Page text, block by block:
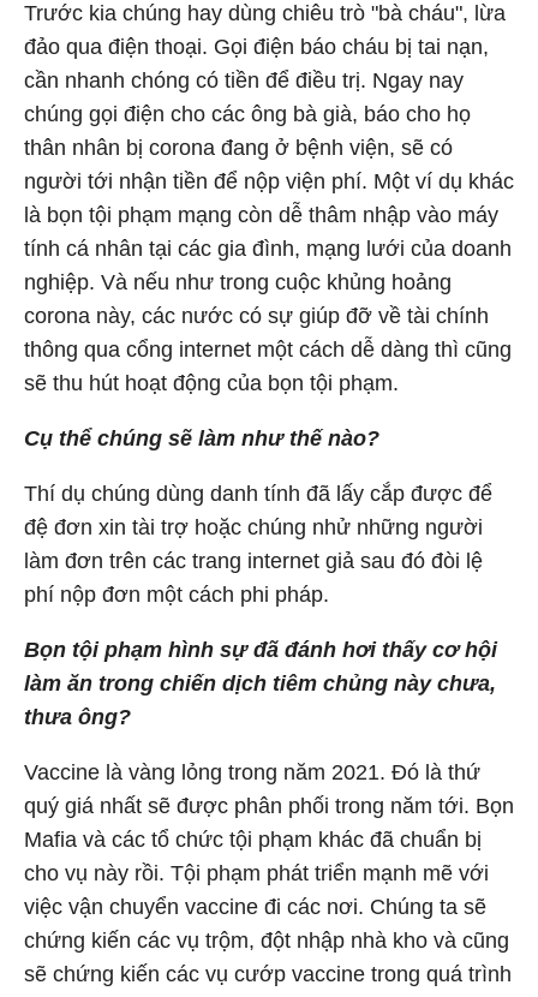
Trước kia chúng hay dùng chiêu trò "bà cháu", lừa
đảo qua điện thoại. Gọi điện báo cháu bị tai nạn,
cần nhanh chóng có tiền để điều trị. Ngay nay
chúng gọi điện cho các ông bà già, báo cho họ
thân nhân bị corona đang ở bệnh viện, sẽ có
người tới nhận tiền để nộp viện phí. Một ví dụ khác
là bọn tội phạm mạng còn dễ thâm nhập vào máy
tính cá nhân tại các gia đình, mạng lưới của doanh
nghiệp. Và nếu như trong cuộc khủng hoảng
corona này, các nước có sự giúp đỡ về tài chính
thông qua cổng internet một cách dễ dàng thì cũng
sẽ thu hút hoạt động của bọn tội phạm.
Cụ thể chúng sẽ làm như thế nào?
Thí dụ chúng dùng danh tính đã lấy cắp được để
đệ đơn xin tài trợ hoặc chúng nhử những người
làm đơn trên các trang internet giả sau đó đòi lệ
phí nộp đơn một cách phi pháp.
Bọn tội phạm hình sự đã đánh hơi thấy cơ hội
làm ăn trong chiến dịch tiêm chủng này chưa,
thưa ông?
Vaccine là vàng lỏng trong năm 2021. Đó là thứ
quý giá nhất sẽ được phân phối trong năm tới. Bọn
Mafia và các tổ chức tội phạm khác đã chuẩn bị
cho vụ này rồi. Tội phạm phát triển mạnh mẽ với
việc vận chuyển vaccine đi các nơi. Chúng ta sẽ
chứng kiến các vụ trộm, đột nhập nhà kho và cũng
sẽ chứng kiến các vụ cướp vaccine trong quá trình